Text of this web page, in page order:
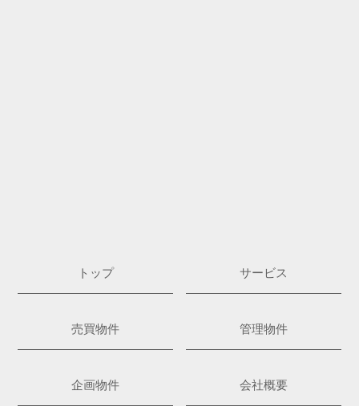
トップ サービス
売買物件 管理物件
企画物件 会社概要